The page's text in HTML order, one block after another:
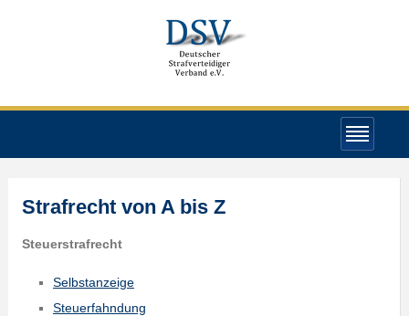
Strafrecht von A bis Z
Steuerstrafrecht
Selbstanzeige
Steuerfahndung